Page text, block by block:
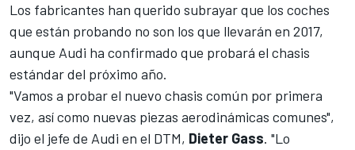
Los fabricantes han querido subrayar que los coches
que están probando no son los que llevarán en 2017,
aunque Audi ha confirmado que probará el chasis
estándar del próximo año.
"Vamos a probar el nuevo chasis común por primera
vez, así como nuevas piezas aerodinámicas comunes",
dijo el jefe de Audi en el DTM, Dieter Gass. "Lo